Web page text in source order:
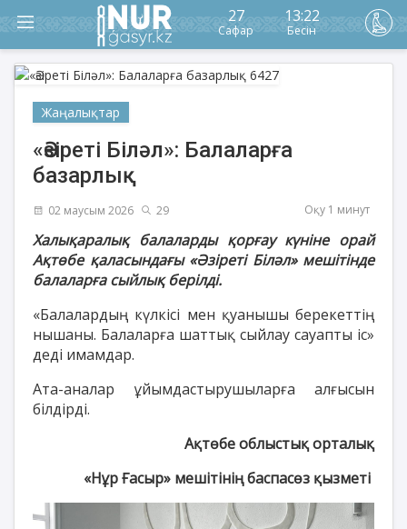
27
Сафар
13:22
Бесін
Жаңалықтар
«Әзіреті Біләл»: Балаларға
базарлық
02 маусым 2026 29 Оқу 1 минут
Халықаралық балаларды қорғау күніне орай
Ақтөбе қаласындағы «Әзіреті Біләл» мешітінде
балаларға сыйлық берілді.
«Балалардың күлкісі мен қуанышы берекеттің
нышаны. Балаларға шаттық сыйлау сауапты іс»
деді имамдар.
Ата-аналар ұйымдастырушыларға алғысын
білдірді.
Ақтөбе облыстық орталық
«Нұр Ғасыр» мешітінің баспасөз қызметі